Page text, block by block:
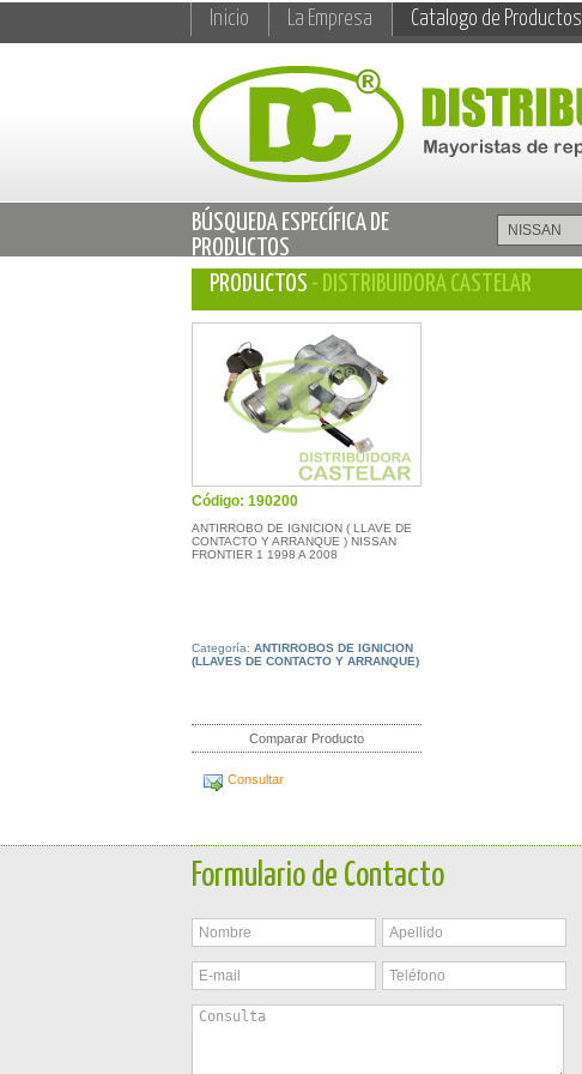
Inicio La Empresa Catalogo de Productos
BÚSQUEDA ESPECÍFICA DE
PRODUCTOS
PRODUCTOS - DISTRIBUIDORA CASTELAR
Código: 190200
ANTIRROBO DE IGNICION ( LLAVE DE
CONTACTO Y ARRANQUE ) NISSAN
FRONTIER 1 1998 A 2008
Categoría: ANTIRROBOS DE IGNICION
(LLAVES DE CONTACTO Y ARRANQUE)
Comparar Producto
Consultar
Formulario de Contacto